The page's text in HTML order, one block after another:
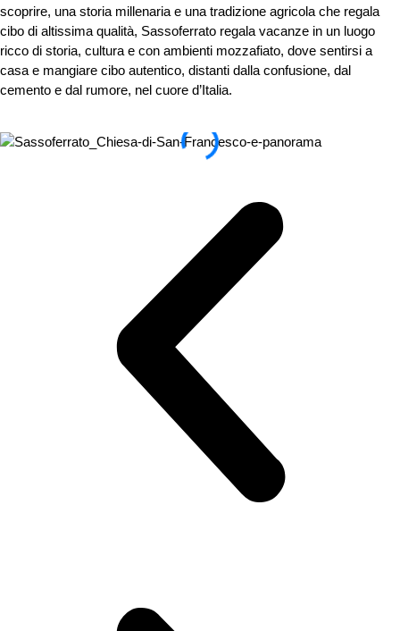
scoprire, una storia millenaria e una tradizione agricola che regala
cibo di altissima qualità, Sassoferrato regala vacanze in un luogo
ricco di storia, cultura e con ambienti mozzafiato, dove sentirsi a
casa e mangiare cibo autentico, distanti dalla confusione, dal
cemento e dal rumore, nel cuore d’Italia.